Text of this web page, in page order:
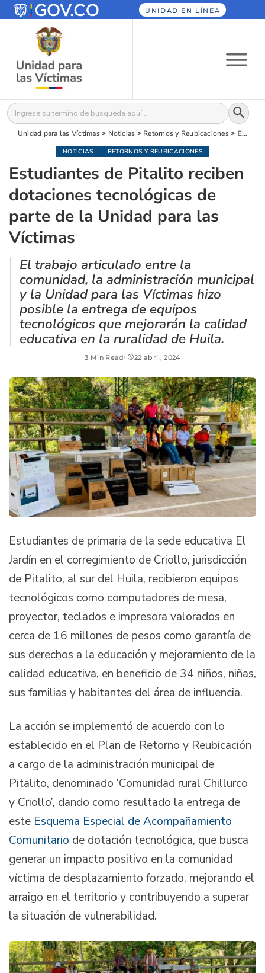
UNIDAD EN LÍNEA
Buscar: Botón
Unidad para las Víctimas> Noticias > Retornos y Reubicaciones> Estudiantes de Pitalito reciben dotaciones tecnológicas de parte de la Unidad para las Víctimas
NOTICIAS RETORNOS Y REUBICACIONES
Estudiantes de Pitalito reciben
dotaciones tecnológicas de
parte de la Unidad para las
Víctimas
El trabajo articulado entre la
comunidad, la administración municipal
y la Unidad para las Víctimas hizo
posible la entrega de equipos
tecnológicos que mejorarán la calidad
educativa en la ruralidad de Huila.
3 Min Read 22 abril, 2024
Estudiantes de primaria de la sede educativa El
Jardín en el corregimiento de Criollo, jurisdicción
de Pitalito, al sur del Huila, recibieron equipos
tecnológicos como computadores de mesa,
proyector, teclados e impresora valorados en
cerca de 16 millones de pesos como garantía de
sus derechos a la educación y mejoramiento de la
calidad educativa, en beneficio de 34 niños, niñas,
sus familias y habitantes del área de influencia.
La acción se implementó de acuerdo con lo
establecido en el Plan de Retorno y Reubicación
a cargo de la administración municipal de
Pitalito, denominado ‘Comunidad rural Chillurco
y Criollo’, dando como resultado la entrega de
este Esquema Especial de Acompañamiento
Comunitario de dotación tecnológica, que busca
generar un impacto positivo en la comunidad
víctima de desplazamiento forzado, mejorando el
arraigo en el territorio y contribuyendo a superar
la situación de vulnerabilidad.